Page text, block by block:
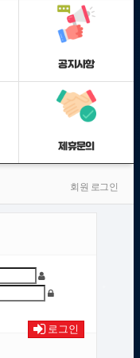
공지사항
제휴문의
회원 로그인
로그인